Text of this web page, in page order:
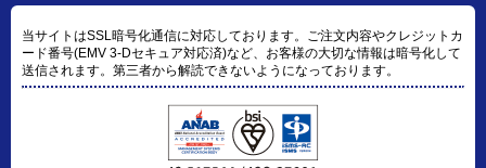
当サイトはSSL暗号化通信に対応しております。ご注文内容やクレジットカ
ード番号(EMV 3-Dセキュア対応済)など、お客様の大切な情報は暗号化して
送信されます。第三者から解読できないようになっております。